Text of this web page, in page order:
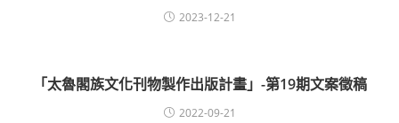
2023-12-21
「太魯閣族文化刊物製作出版計畫」-第19期文案徵稿
2022-09-21